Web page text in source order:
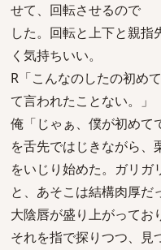
せて、回転させるので
した。回転と上下と親
く気持ちいい。
R「こんなのしたの初め
て言われたことない。」
俺「じゃぁ、僕が初めて
を舌先ではじきながら、
をいじり始めた。ガリガ
と、あそこは結構肉厚だ
大陰唇が盛り上がってお
それを指で探りつつ、見